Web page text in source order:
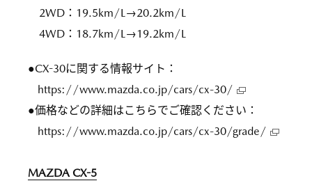
2WD：19.5km/L→20.2km/L
4WD：18.7km/L→19.2km/L
●CX-30に関する情報サイト：
https://www.mazda.co.jp/cars/cx-30/
●価格などの詳細はこちらでご確認ください：
https://www.mazda.co.jp/cars/cx-30/grade/
MAZDA CX-5